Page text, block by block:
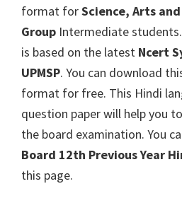
format forScience, Arts
Group Intermediate
is based on the latest Ncert
UPMSP. You can download
format for free. This Hindi
question paper will help you
the board examination. You
Board 12th Previous Year
this page.